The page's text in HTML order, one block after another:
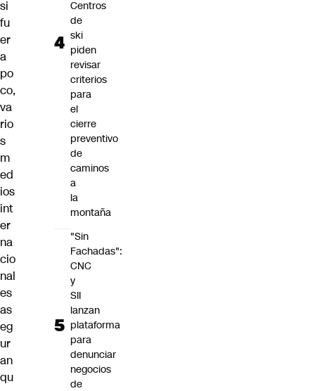
si
fu
er
a
po
co,
va
rio
s
m
ed
ios
int
er
na
cio
nal
es
as
eg
ur
an
qu
Centros
de
ski
piden
revisar
criterios
para
el
cierre
preventivo
de
caminos
a
la
montaña
"Sin
Fachadas":
CNC
y
SII
lanzan
plataforma
para
denunciar
negocios
de